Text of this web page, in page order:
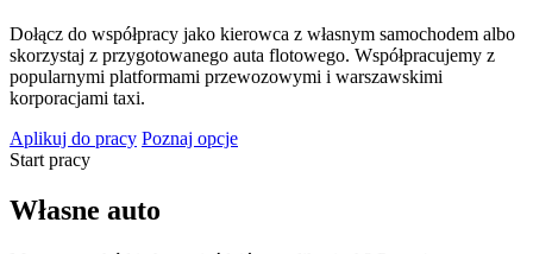
Dołącz do współpracy jako kierowca z własnym samochodem albo
skorzystaj z przygotowanego auta flotowego. Współpracujemy z
popularnymi platformami przewozowymi i warszawskimi
korporacjami taxi.
Aplikuj do pracy Poznaj opcje
Start pracy
Własne auto